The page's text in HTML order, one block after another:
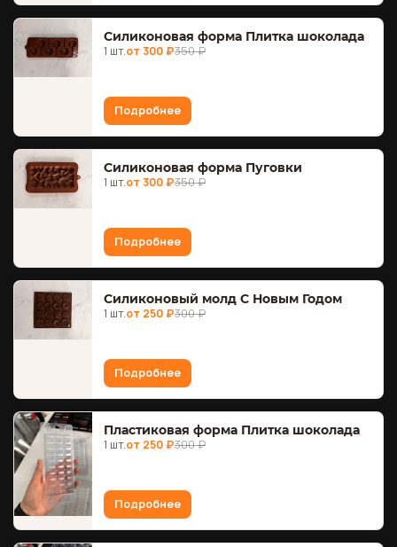
Силиконовая форма Плитка шоколада
1 шт.от 300 ₽350 ₽
Подробнее
Силиконовая форма Пуговки
1 шт.от 300 ₽350 ₽
Подробнее
Силиконовый молд С Новым Годом
1 шт.от 250 ₽300 ₽
Подробнее
Пластиковая форма Плитка шоколада
1 шт.от 250 ₽300 ₽
Подробнее